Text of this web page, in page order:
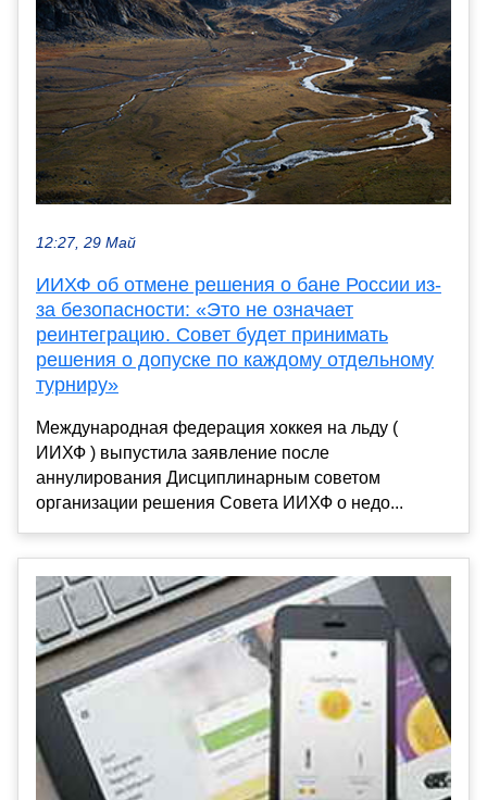
12:27, 29 Май
ИИХФ об отмене решения о бане России из-
за безопасности: «Это не означает
реинтеграцию. Совет будет принимать
решения о допуске по каждому отдельному
турниру»
Международная федерация хоккея на льду (
ИИХФ ) выпустила заявление после
аннулирования Дисциплинарным советом
организации решения Совета ИИХФ о недо...